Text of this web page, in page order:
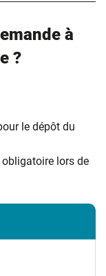
à
?
le dépôt du
lors de